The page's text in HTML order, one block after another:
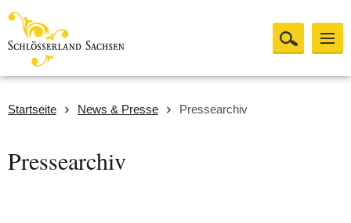
Startseite News & Presse Pressearchiv
Pressearchiv